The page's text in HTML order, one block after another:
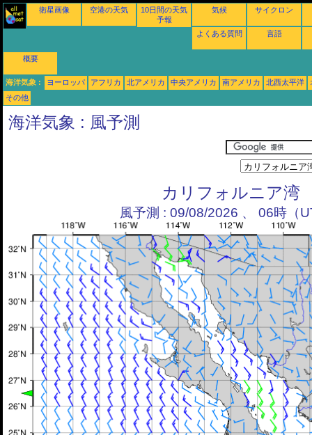
衛星画像 空港の天気
10日間の天気
予報
気候 サイクロン
よくある質問 言語
概要
海洋気象 : ヨーロッパ アフリカ 北アメリカ 中央アメリカ 南アメリカ 北西太平洋
その他
海洋気象 : 風予測
カリフォルニア湾
風予測 : 09/08/2026 、 06時（